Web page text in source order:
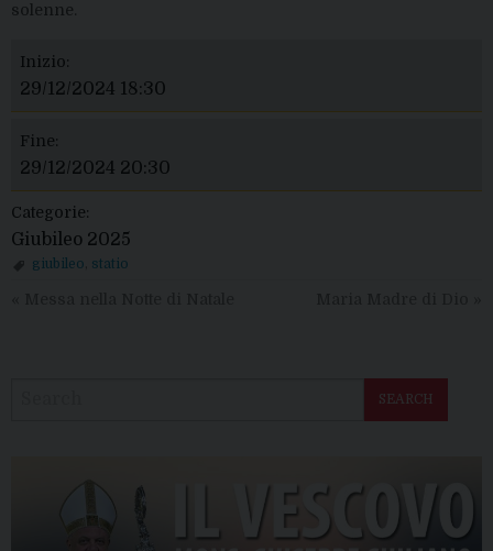
solenne.
Inizio:
29/12/2024 18:30
Fine:
29/12/2024 20:30
Categorie:
Giubileo 2025
giubileo statio
SEARCH